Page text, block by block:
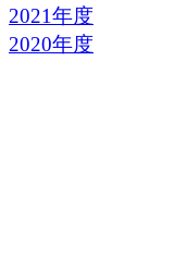
2021年度
2020年度